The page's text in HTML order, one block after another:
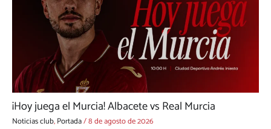
¡Hoy juega el Murcia! Albacete vs Real Murcia
Noticias club,Portada/8 de agosto de 2026